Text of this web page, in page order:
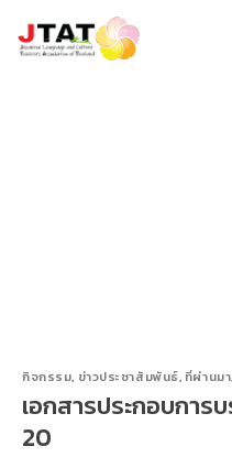
กิจกรรม, ข่าวประชาสัมพันธ์, ที่ผ่านมา
เอกสารประกอบกา
20